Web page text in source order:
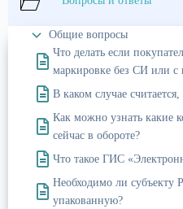
Общие вопросы
Что делать если
маркировке без СИ или
В каком случае
Как можно узнать какие
сейчас в обороте?
Что такое ГИС
Необходимо ли субъекту
упакованную?